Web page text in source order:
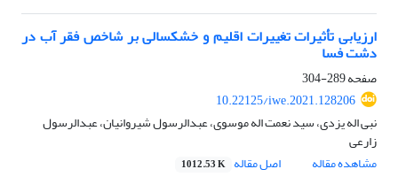
ارزیابی تأثیرات تغییرات اقلیم و خشکسالی بر شاخص فقر آب در
دشت فسا
صفحه289-304
10.22125/iwe.2021.128206
نبی اله یزدی، سید نعمت اله موسوی، عبدالرسول شیروانیان، عبدالرسول
زارعی
مشاهده مقاله
اصل مقاله 1012.53 K